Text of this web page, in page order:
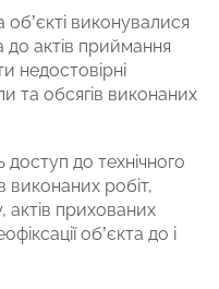
виконувалися
актів приймання
недостовірні
та обсягів виконаних
доступ до технічного
виконаних робіт,
актів прихованих
об’єкта до і